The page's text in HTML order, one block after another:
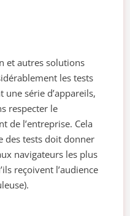
et autres solutions
les tests
série d’appareils,
respecter le
de l’entreprise. Cela
des tests doit donner
navigateurs les plus
reçoivent l’audience